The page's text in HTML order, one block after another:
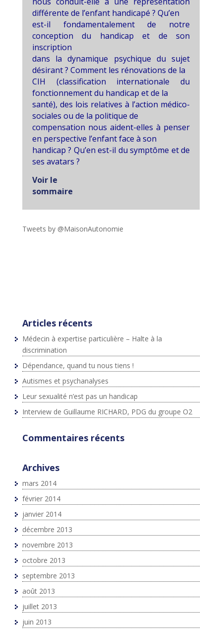
différente de l’enfant handicapé ? Qu’en
est-il fondamentalement de notre
conception du handicap et de son
inscription
dans la dynamique psychique du sujet
désirant ? Comment les rénovations de la
CIH (classification internationale du
fonctionnement du handicap et de la
santé), des lois relatives à l’action médico-
sociales ou de la politique de
compensation nous aident-elles à penser
en perspective l’enfant face à son
handicap ? Qu’en est-il du symptôme et de
ses avatars ?
Voir le
sommaire
Tweets by @MaisonAutonomie
Articles récents
Médecin à expertise particulière – Halte à la
discrimination
Dépendance, quand tu nous tiens !
Autismes et psychanalyses
Leur sexualité n’est pas un handicap
Interview de Guillaume RICHARD, PDG du groupe O2
Commentaires récents
Archives
mars 2014
février 2014
janvier 2014
décembre 2013
novembre 2013
octobre 2013
septembre 2013
août 2013
juillet 2013
juin 2013